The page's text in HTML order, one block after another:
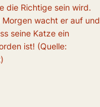
die Richtige sein wird.
Morgen wacht er auf und
seine Katze ein
ist! (Quelle: